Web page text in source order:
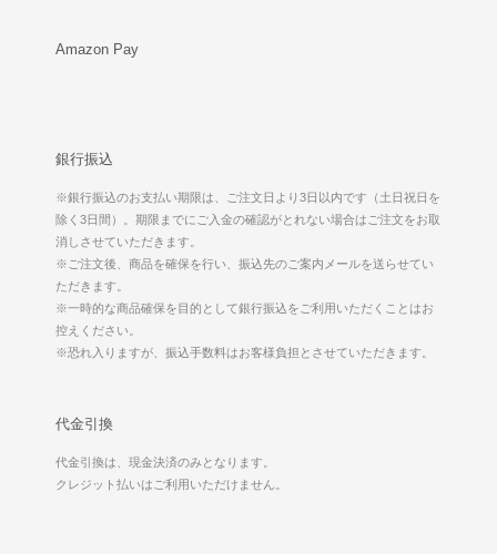
Amazon Pay
銀行振込
※銀行振込のお支払い期限は、ご注文日より3日以内です（土日祝日を
除く3日間）。期限までにご入金の確認がとれない場合はご注文をお取
消しさせていただきます。
※ご注文後、商品を確保を行い、振込先のご案内メールを送らせてい
ただきます。
※一時的な商品確保を目的として銀行振込をご利用いただくことはお
控えください。
※恐れ入りますが、振込手数料はお客様負担とさせていただきます。
代金引換
代金引換は、現金決済のみとなります。
クレジット払いはご利用いただけません。